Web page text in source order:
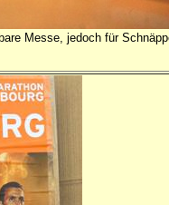
Messe, jedoch für